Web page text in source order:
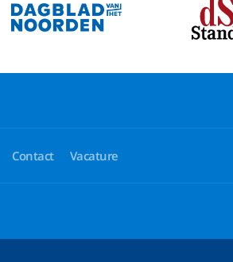
Contact Vacature